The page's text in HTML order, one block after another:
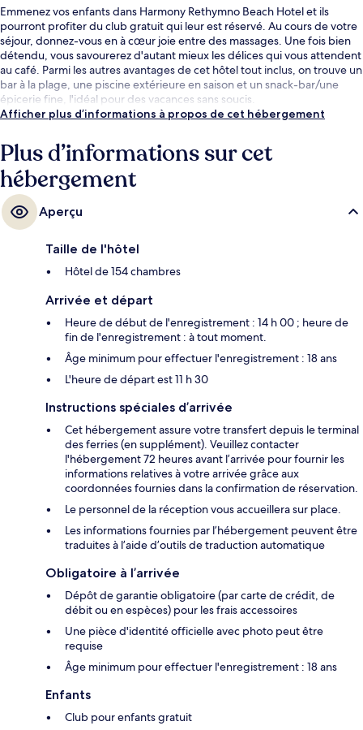
Emmenez vos enfants dans Harmony Rethymno Beach Hotel et ils
pourront profiter du club gratuit qui leur est réservé. Au cours de votre
séjour, donnez-vous en à cœur joie entre des massages. Une fois bien
détendu, vous savourerez d'autant mieux les délices qui vous attendent
au café. Parmi les autres avantages de cet hôtel tout inclus, on trouve un
bar à la plage, une piscine extérieure en saison et un snack-bar/une
épicerie fine, l'idéal pour des vacances sans soucis.
Afficher plus d’informations à propos de cet hébergement
Plus d’informations sur cet
hébergement
Aperçu
Taille de l'hôtel
Hôtel de 154 chambres
Arrivée et départ
Heure de début de l'enregistrement : 14 h 00 ; heure de
fin de l'enregistrement : à tout moment.
Âge minimum pour effectuer l'enregistrement : 18 ans
L'heure de départ est 11 h 30
Instructions spéciales d’arrivée
Cet hébergement assure votre transfert depuis le terminal
des ferries (en supplément). Veuillez contacter
l'hébergement 72 heures avant l’arrivée pour fournir les
informations relatives à votre arrivée grâce aux
coordonnées fournies dans la confirmation de réservation.
Le personnel de la réception vous accueillera sur place.
Les informations fournies par l’hébergement peuvent être
traduites à l’aide d’outils de traduction automatique
Obligatoire à l’arrivée
Dépôt de garantie obligatoire (par carte de crédit, de
débit ou en espèces) pour les frais accessoires
Une pièce d'identité officielle avec photo peut être
requise
Âge minimum pour effectuer l'enregistrement : 18 ans
Enfants
Club pour enfants gratuit